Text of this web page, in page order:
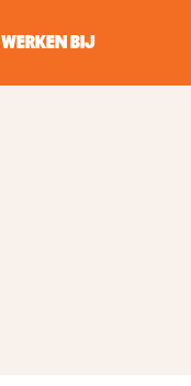
WERKEN BIJ